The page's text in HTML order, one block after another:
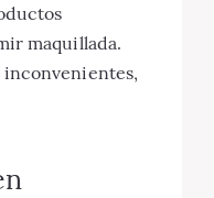
maquillada.
inconvenientes,